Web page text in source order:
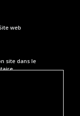
web
site dans le